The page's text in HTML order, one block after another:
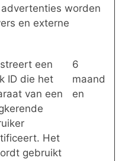
worden
en externe
een
ID die het
van een
Het
gebruikt
6
maand
en